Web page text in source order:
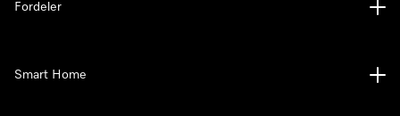
Fordeler
Smart Home